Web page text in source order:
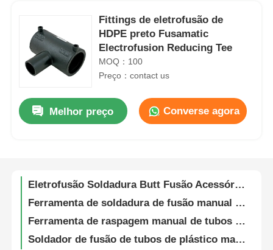
Casa
Produtos
Quem Somos
Controle de Qualidade
Fale Conosco
Fittings de eletrofusão de
HDPE preto Fusamatic
Electrofusion Reducing Tee
MOQ：100
Preço：contact us
Melhor preço
Converse agora
63 mm - 250 mm Máquina de soldadura de canos de 5,0 kVA Soldadora automática de tubos